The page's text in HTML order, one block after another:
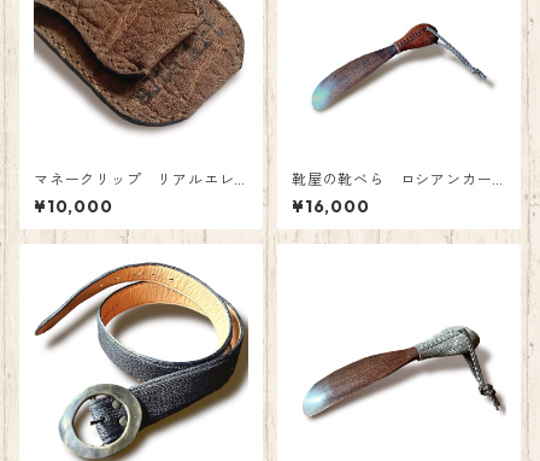
マネークリップ リアルエレ
ファント ブラウン
¥10,000
靴屋の靴べら ロシアンカー
フ
¥16,000